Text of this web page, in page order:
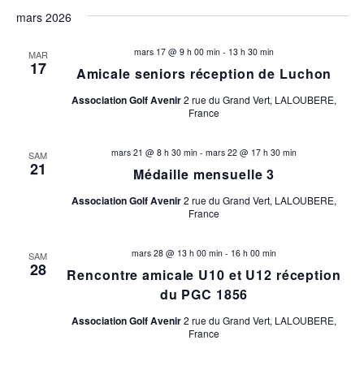
a
i
g
n
p
a
n
v
e
une
mars 2026
MAR
17 Amicale seniors réception de Luchon
mars 17 @ 9 h 00 min - 13 h 30 min
Association Golf Avenir2 rue du Grand Vert, LALOUBERE,
France
SAM
21 Médaille mensuelle 3
mars 21 @ 8 h 30 min - mars 22 @ 17 h 30 min
Association Golf Avenir2 rue du Grand Vert, LALOUBERE,
France
SAM
28
Rencontre amicale U10 et U12 réception
du PGC 1856
mars 28 @ 13 h 00 min - 16 h 00 min
Association Golf Avenir2 rue du Grand Vert, LALOUBERE,
France